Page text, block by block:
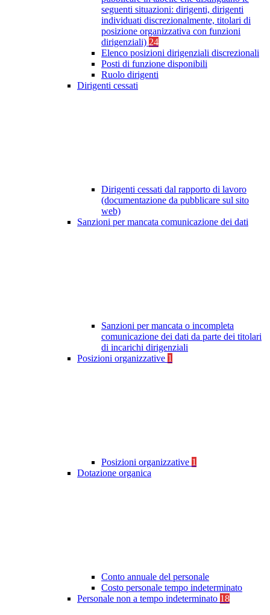
seguenti situazioni: dirigenti, dirigenti
individuati discrezionalmente, titolari di
posizione organizzativa con funzioni
dirigenziali) 24
Elenco posizioni dirigenziali discrezionali
Posti di funzione disponibili
Ruolo dirigenti
Dirigenti cessati
Dirigenti cessati dal rapporto di lavoro
(documentazione da pubblicare sul sito
web)
Sanzioni per mancata comunicazione dei dati
Sanzioni per mancata o incompleta
comunicazione dei dati da parte dei titolari
di incarichi dirigenziali
Posizioni organizzative 1
Posizioni organizzative 1
Dotazione organica
Conto annuale del personale
Costo personale tempo indeterminato
Personale non a tempo indeterminato 18